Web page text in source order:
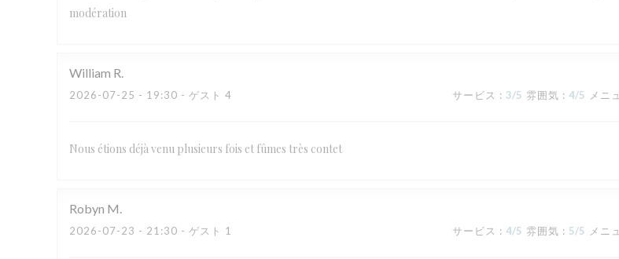
modération
William R
2026-07-25 - 19:30 - ゲスト 4 サービス : 3/5 雰囲気 : 4/5 メニ
Nous étions déjà venu plusieurs fois et fûmes très contet
Robyn M
2026-07-23 - 21:30 - ゲスト 1 サービス : 4/5 雰囲気 : 5/5 メニ